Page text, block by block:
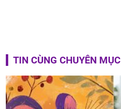
TIN CÙNG CHUYÊN MỤC